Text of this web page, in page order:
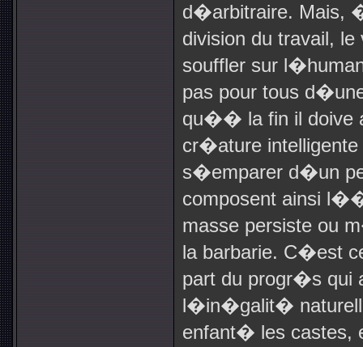
d�arbitraire. Mais,
division du travail,
souffler sur
pas pour tous
qu�� la fin il doive
cr�ature intelligente
s�emparer d�un
composent ainsi
masse persiste ou
la barbarie. C�est
part du progr�s qui
l�in�galit�
enfant� les castes,